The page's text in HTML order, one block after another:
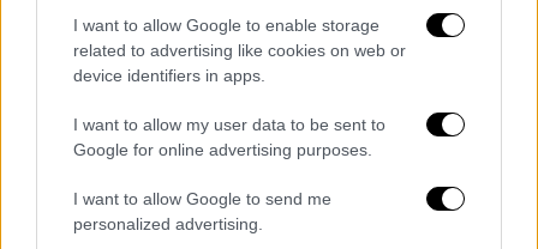
I want to allow Google to enable storage
related to advertising like cookies on web or
device identifiers in apps.
I want to allow my user data to be sent to
Google for online advertising purposes.
I want to allow Google to send me
personalized advertising.